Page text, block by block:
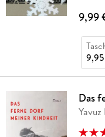
9,99
Das